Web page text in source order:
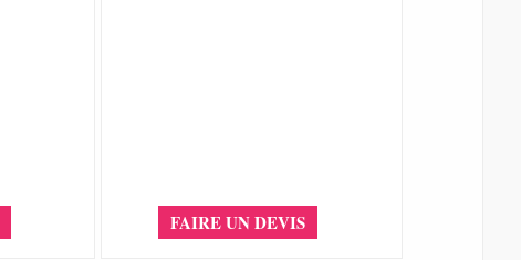
FAIRE UN DEVIS